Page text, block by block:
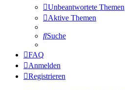
Unbeantwortete Themen
Aktive Themen
Suche
FAQ
Anmelden
Registrieren